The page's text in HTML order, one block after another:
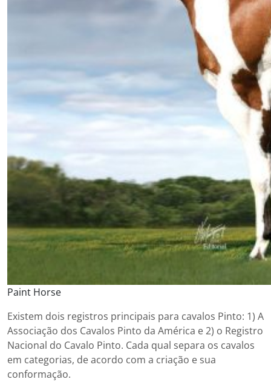
Paint Horse
Existem dois registros principais para cavalos Pinto: 1) A
Associação dos Cavalos Pinto da América e 2) o Registro
Nacional do Cavalo Pinto. Cada qual separa os cavalos
em categorias, de acordo com a criação e sua
conformação.